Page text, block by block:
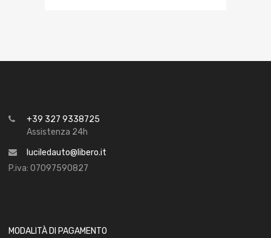
+39 327 9338725
Assistenza 24h
luciledauto@libero.it
P.iva: 07097590827
MODALITÀ DI PAGAMENTO